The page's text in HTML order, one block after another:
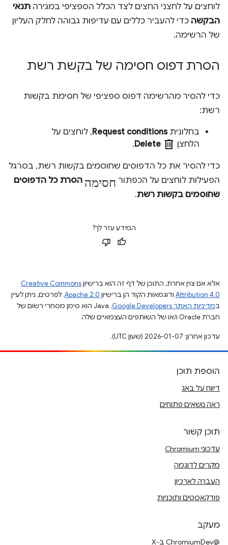
לוחצים על לחצני החצים לצד הכלל הספציפי במגירה תנאי
הבקשה כדי להעביר כללים עם עדיפות גבוהה לחלק העליון
של הרשימה.
הסרת דפוס חסימה של בקשת רשת
כדי להסיר מהרשימה דפוס ספציפי של חסימת בקשות
רשת:
בחלוניתRequest conditions, לוחצים על
הלחצן delete
Delete
.
כדי להסיר את כל הדפוסים שחוסמים בקשות רשת, בסרגל
הפעילות לוחצים על הכפתור חסימה הסרת כל הדפוסים
שחוסמים בקשות רשת.
המידע עזר לך?
אלא אם צוין אחרת, התוכן של דף זה הוא ברישיוןCreative Commons
Attribution 4.0 ודוגמאות הקוד הן ברישיון Apache 2.0. לפרטים, ניתן לעיין
במדיניות האתר Google Developers‏
.‏ Java הוא סימן מסחרי רשום של
חברת Oracle ו/או של השותפים העצמאיים שלה.
עדכון אחרון: 2026-01-07 (שעון UTC).
הוספת תוכן
דיווח על באג
ראה נושאים פתוחים
תוכן קשור
עדכוני Chromium
מקרים לדוגמה
העברה לארכיון
פודקאסטים ותוכניות
מעקב
@ChromiumDev ב-X